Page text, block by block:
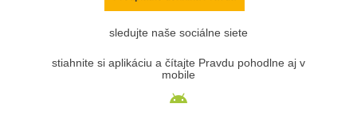
sledujte naše sociálne siete
stiahnite si aplikáciu a čítajte Pravdu pohodlne aj v
mobile